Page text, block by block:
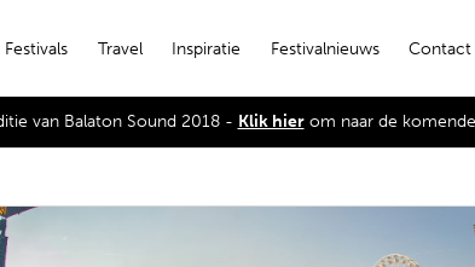
Festivals Travel Inspiratie Festivalnieuws Contact
van Balaton Sound 2018 - Klik hierom naar de